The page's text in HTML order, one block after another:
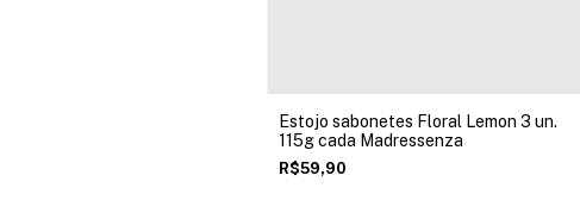
Estojo sabonetes Floral Lemon 3 un.
115g cada Madressenza
R$59,90